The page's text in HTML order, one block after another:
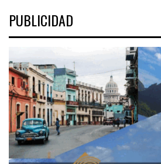
PUBLICIDAD